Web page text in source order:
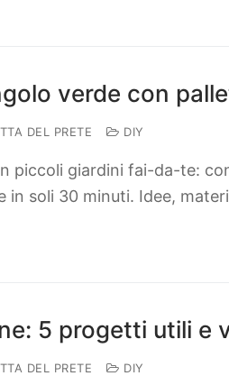
verde con
DEL PRETE DIY
piccoli giardini fai-da-te:
in soli 30 minuti. Idee,
5 progetti utili e
DEL PRETE DIY